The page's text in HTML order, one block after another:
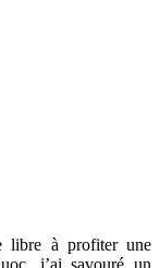
libre à profiter une
j’ai savouré un